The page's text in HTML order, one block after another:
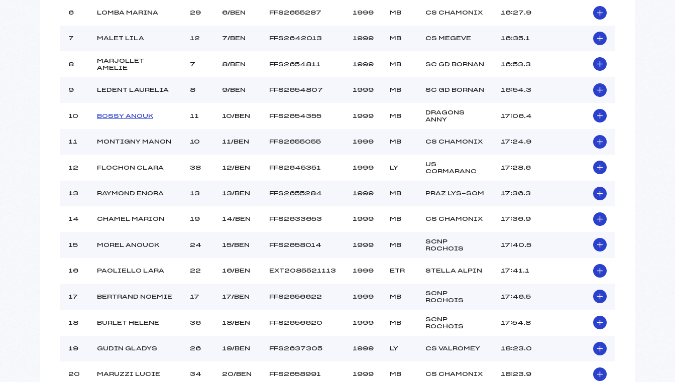
6 LOMBA MARINA 29 6/BEN FFS2655287 1999 MB CS CHAMONIX 16:27.9
7 MALET LILA 12 7/BEN FFS2642013 1999 MB CS MEGEVE 16:35.1
8
MARJOLLET
AMELIE
7 8/BEN FFS2654811 1999 MB SC GD BORNAN 16:53.3
9 LEDENT LAURELIA 8 9/BEN FFS2654807 1999 MB SC GD BORNAN 16:54.3
10 BOSSY ANOUK 11 10/BEN FFS2654355 1999 MB
DRAGONS
ANNY
17:06.4
11 MONTIGNY MANON 10 11/BEN FFS2655055 1999 MB CS CHAMONIX 17:24.9
12 FLOCHON CLARA 38 12/BEN FFS2645351 1999 LY
US
CORMARANC
17:28.6
13 RAYMOND ENORA 13 13/BEN FFS2655284 1999 MB PRAZ LYS-SOM 17:36.3
14 CHAMEL MARION 19 14/BEN FFS2633653 1999 MB CS CHAMONIX 17:36.9
15 MOREL ANOUCK 24 15/BEN FFS2658014 1999 MB
SCNP
ROCHOIS
17:40.5
16 PAOLIELLO LARA 22 16/BEN EXT2085521113 1999 ETR STELLA ALPIN 17:41.1
17 BERTRAND NOEMIE 17 17/BEN FFS2656622 1999 MB
SCNP
ROCHOIS
17:46.5
18 BURLET HELENE 36 18/BEN FFS2656620 1999 MB
SCNP
ROCHOIS
17:54.8
19 GUDIN GLADYS 26 19/BEN FFS2637305 1999 LY CS VALROMEY 18:23.0
20 MARUZZI LUCIE 34 20/BEN FFS2658991 1999 MB CS CHAMONIX 18:23.9